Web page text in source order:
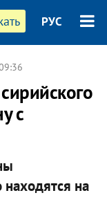
РУС
с
на